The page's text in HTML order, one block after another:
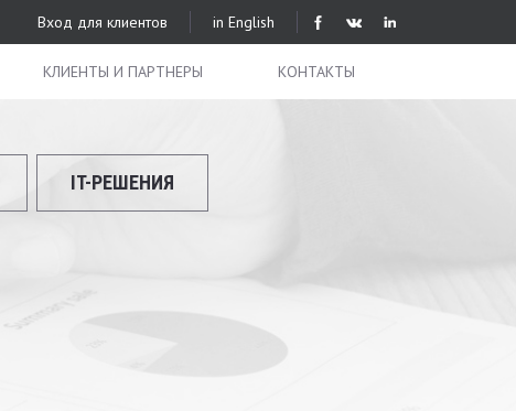
in English
Вход для клиентов
КЛИЕНТЫ И ПАРТНЕРЫ КОНТАКТЫ
IT-РЕШЕНИЯ